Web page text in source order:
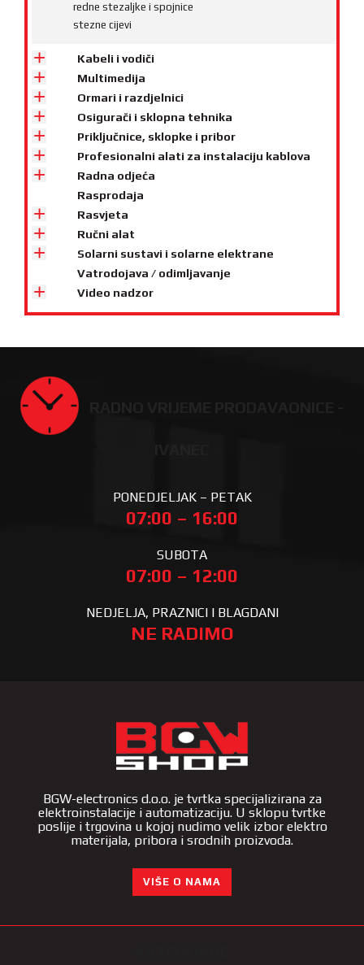
redne stezaljke i spojnice
stezne cijevi
Kabeli i vodiči
Multimedija
Ormari i razdjelnici
Osigurači i sklopna tehnika
Priključnice, sklopke i pribor
Profesionalni alati za instalaciju kablova
Radna odjeća
Rasprodaja
Rasvjeta
Ručni alat
Solarni sustavi i solarne elektrane
Vatrodojava / odimljavanje
Video nadzor
PONEDJELJAK – PETAK
07:00 – 16:00
SUBOTA
07:00 – 12:00
NEDJELJA, PRAZNICI I BLAGDANI
NE RADIMO
BGW-electronics d.o.o. je tvrtka specijalizirana za
elektroinstalacije i automatizaciju. U sklopu tvrtke
poslije i trgovina u kojoj nudimo velik izbor elektro
materijala, pribora i srodnih proizvoda.
VIŠE O NAMA